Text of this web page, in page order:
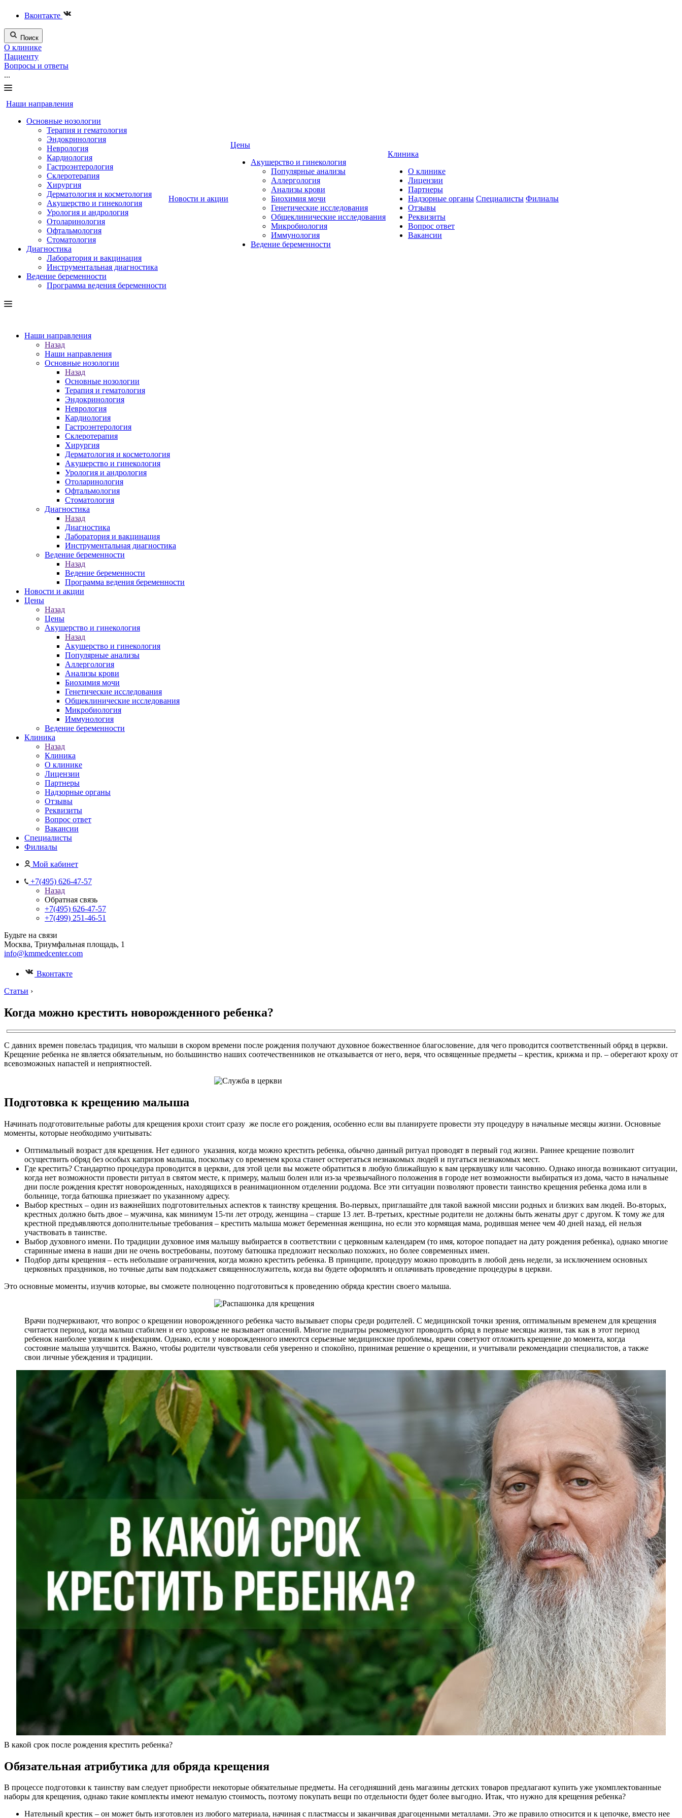
Вконтакте
Поиск
О клинике
Пациенту
Вопросы и ответы
...
Наши направления
Основные нозологии
Терапия и гематология
Эндокринология
Неврология
Кардиология
Гастроэнтерология
Склеротерапия
Хирургия
Дерматология и косметология
Акушерство и гинекология
Урология и андрология
Отоларинология
Офтальмология
Стоматология
Диагностика
Лаборатория и вакцинация
Инструментальная диагностика
Ведение беременности
Программа ведения беременности
Новости и акции
Цены
Акушерство и гинекология
Популярные анализы
Аллергология
Анализы крови
Биохимия мочи
Генетические исследования
Общеклинические исследования
Микробиология
Иммунология
Ведение беременности
Клиника
О клинике
Лицензии
Партнеры
Надзорные органы
Отзывы
Реквизиты
Вопрос ответ
Вакансии
Специалисты Филиалы
Наши направления
Назад
Наши направления
Основные нозологии
Назад
Основные нозологии
Терапия и гематология
Эндокринология
Неврология
Кардиология
Гастроэнтерология
Склеротерапия
Хирургия
Дерматология и косметология
Акушерство и гинекология
Урология и андрология
Отоларинология
Офтальмология
Стоматология
Диагностика
Назад
Диагностика
Лаборатория и вакцинация
Инструментальная диагностика
Ведение беременности
Назад
Ведение беременности
Программа ведения беременности
Новости и акции
Цены
Назад
Цены
Акушерство и гинекология
Назад
Акушерство и гинекология
Популярные анализы
Аллергология
Анализы крови
Биохимия мочи
Генетические исследования
Общеклинические исследования
Микробиология
Иммунология
Ведение беременности
Клиника
Назад
Клиника
О клинике
Лицензии
Партнеры
Надзорные органы
Отзывы
Реквизиты
Вопрос ответ
Вакансии
Специалисты
Филиалы
Мой кабинет
+7(495) 626-47-57
Назад
Обратная связь
+7(495) 626-47-57
+7(499) 251-46-51
Будьте на связи
Москва, Триумфальная площадь, 1
info@kmmedcenter.com
Вконтакте
Статьи ›
Когда можно крестить новорожденного ребенка?
С давних времен повелась традиция, что малыши в скором времени после рождения получают духовное божественное благословение, для чего проводится соответственный обряд в церкви.
Крещение ребенка не является обязательным, но большинство наших соотечественников не отказывается от него, веря, что освященные предметы – крестик, крижма и пр. – оберегают кроху от
всевозможных напастей и неприятностей.
Подготовка к крещению малыша
Начинать подготовительные работы для крещения крохи стоит сразу же после его рождения, особенно если вы планируете провести эту процедуру в начальные месяцы жизни. Основные
моменты, которые необходимо учитывать:
Оптимальный возраст для крещения. Нет единого указания, когда можно крестить ребенка, обычно данный ритуал проводят в первый год жизни. Раннее крещение позволит
осуществить обряд без особых капризов малыша, поскольку со временем кроха станет остерегаться незнакомых людей и пугаться незнакомых мест.
Где крестить? Стандартно процедура проводится в церкви, для этой цели вы можете обратиться в любую ближайшую к вам церквушку или часовню. Однако иногда возникают ситуации,
когда нет возможности провести ритуал в святом месте, к примеру, малыш болен или из-за чрезвычайного положения в городе нет возможности выбираться из дома, часто в начальные
дни после рождения крестят новорожденных, находящихся в реанимационном отделении роддома. Все эти ситуации позволяют провести таинство крещения ребенка дома или в
больнице, тогда батюшка приезжает по указанному адресу.
Выбор крестных – один из важнейших подготовительных аспектов к таинству крещения. Во-первых, приглашайте для такой важной миссии родных и близких вам людей. Во-вторых,
крестных должно быть двое – мужчина, как минимум 15-ти лет отроду, женщина – старше 13 лет. В-третьих, крестные родители не должны быть женаты друг с другом. К тому же для
крестной предъявляются дополнительные требования – крестить малыша может беременная женщина, но если это кормящая мама, родившая менее чем 40 дней назад, ей нельзя
участвовать в таинстве.
Выбор духовного имени. По традиции духовное имя малышу выбирается в соответствии с церковным календарем (то имя, которое попадает на дату рождения ребенка), однако многие
старинные имена в наши дни не очень востребованы, поэтому батюшка предложит несколько похожих, но более современных имен.
Подбор даты крещения – есть небольшие ограничения, когда можно крестить ребенка. В принципе, процедуру можно проводить в любой день недели, за исключением основных
церковных праздников, но точные даты вам подскажет священнослужитель, когда вы будете оформлять и оплачивать проведение процедуры в церкви.
Это основные моменты, изучив которые, вы сможете полноценно подготовиться к проведению обряда крестин своего малыша.
Врачи подчеркивают, что вопрос о крещении новорожденного ребенка часто вызывает споры среди родителей. С медицинской точки зрения, оптимальным временем для крещения
считается период, когда малыш стабилен и его здоровье не вызывает опасений. Многие педиатры рекомендуют проводить обряд в первые месяцы жизни, так как в этот период
ребенок наиболее уязвим к инфекциям. Однако, если у новорожденного имеются серьезные медицинские проблемы, врачи советуют отложить крещение до момента, когда
состояние малыша улучшится. Важно, чтобы родители чувствовали себя уверенно и спокойно, принимая решение о крещении, и учитывали рекомендации специалистов, а также
свои личные убеждения и традиции.
В какой срок после рождения крестить ребенка?
Обязательная атрибутика для обряда крещения
В процессе подготовки к таинству вам следует приобрести некоторые обязательные предметы. На сегодняшний день магазины детских товаров предлагают купить уже укомплектованные
наборы для крещения, однако такие комплекты имеют немалую стоимость, поэтому покупать вещи по отдельности будет более выгодно. Итак, что нужно для крещения ребенка?
Нательный крестик – он может быть изготовлен из любого материала, начиная с пластмассы и заканчивая драгоценными металлами. Это же правило относится и к цепочке, вместо нее